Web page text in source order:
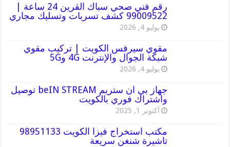
رقم فني صحي سباك القرين 24 ساعة |
99009522 كشف تسربات وتسليك مجاري
يوليو 4, 2026
مقوي سيرفس الكويت | تركيب مقوي
شبكة الجوال والإنترنت 4G و5G
يوليو 4, 2026
جهاز بي ان ستريم beIN STREAM توصيل
واشتراك فوري بالكويت
أكتوبر 1, 2025
مكتب استخراج فيزا الكويت 98951133
تاشيرة شنغن سريعة